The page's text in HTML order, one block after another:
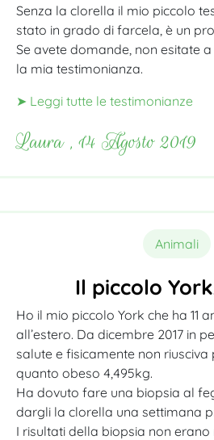
Senza la clorella il mio piccolo
stato in grado di farcela, è un
Se avete domande, non esitate
la mia testimonianza.
➤ Leggi tutte le testimonianze
Laura , 14 Agosto 2019
Animali
Il piccolo
Ho il mio piccolo York che ha 11
all’estero. Da dicembre 2017 in
salute e fisicamente non riusciva
quanto obeso 4,495kg.
Ha dovuto fare una biopsia al
dargli la clorella una settimana
I risultati della biopsia non